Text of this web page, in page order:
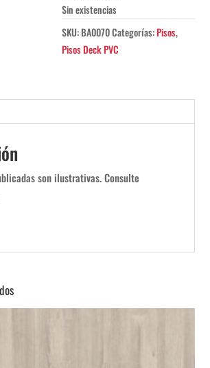
Sin existencias
SKU:BA0070Categorías:Pisos,
Pisos Deck PVC
son ilustrativas. Consulte